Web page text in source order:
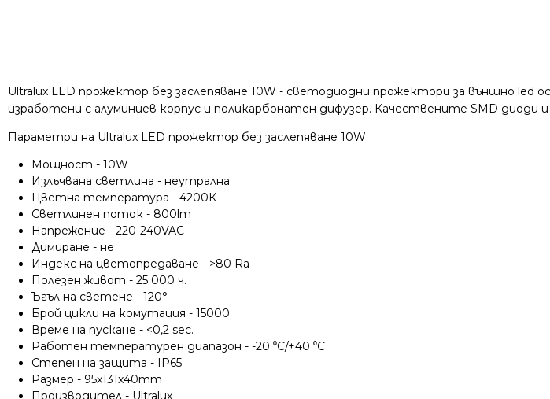
Ultralux LED прожектор без заслепяване 10W - светодиодни прожектори за външно led
изработени с алуминиев корпус и поликарбонатен дифузер. Качествените SMD диоди
Параметри на Ultralux LED прожектор без заслепяване 10W:
Мощност - 10W
Излъчвана светлина - неутрална
Цветна температура - 4200К
Светлинен поток - 800lm
Напрежение - 220-240VAC
Димиране - не
Индекс на цветопредаване - >80 Ra
Полезен живот - 25 000 ч.
Ъгъл на светене - 120°
Брой цикли на комутация - 15000
Време на пускане - <0,2 sec.
Работен температурен диапазон - -20 ⁰C/+40 ⁰C
Степен на защита - IP65
Размер - 95x131x40mm
Производител - Ultralux